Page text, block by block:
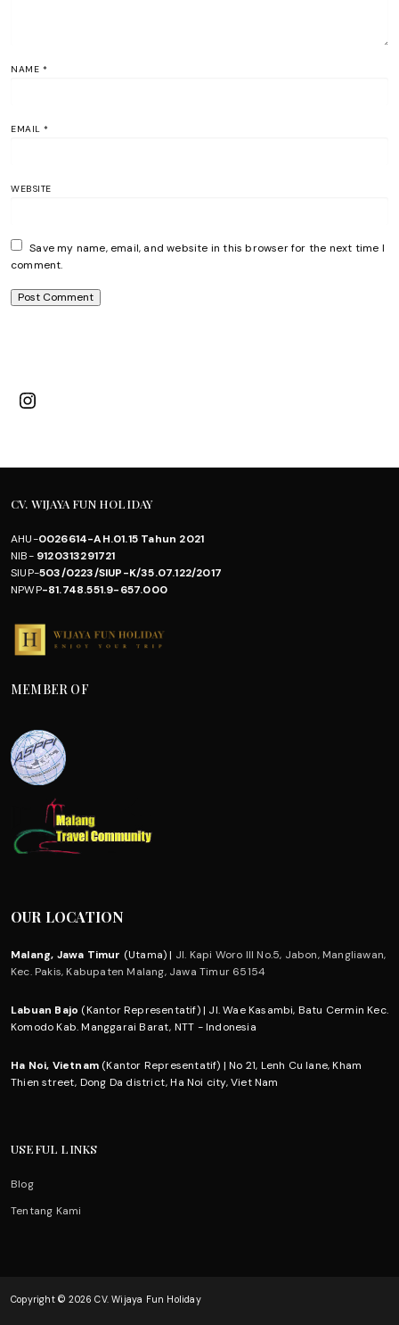
NAME *
EMAIL *
WEBSITE
Save my name, email, and website in this browser for the next time I
comment.
Instagram
CV. WIJAYA FUN HOLIDAY
AHU-0026614-AH.01.15 Tahun 2021
NIB-9120313291721
SIUP-503/0223/SIUP-K/35.07.122/2017
NPWP-81.748.551.9-657.000
MEMBER OF
OUR LOCATION
Malang, Jawa Timur (Utama) | Jl. Kapi Woro III No.5, Jabon, Mangliawan,
Kec. Pakis, Kabupaten Malang, Jawa Timur 65154
Labuan Bajo (Kantor Representatif) | Jl. Wae Kasambi, Batu Cermin Kec.
Komodo Kab. Manggarai Barat, NTT - Indonesia
Ha Noi, Vietnam (Kantor Representatif) | No 21, Lenh Cu lane, Kham
Thien street, Dong Da district, Ha Noi city, Viet Nam
USEFUL LINKS
Blog
Tentang Kami
Copyright © 2026 CV. Wijaya Fun Holiday